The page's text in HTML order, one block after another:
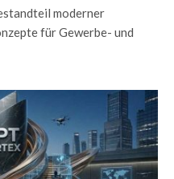
moderner
für Gewerbe- und